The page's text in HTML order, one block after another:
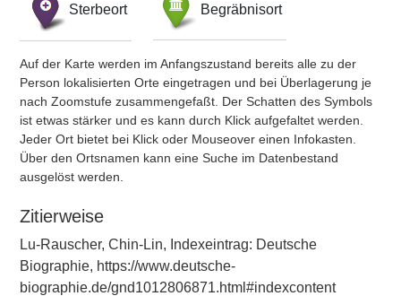
Sterbeort Begräbnisort
Auf der Karte werden im Anfangszustand bereits alle zu der
Person lokalisierten Orte eingetragen und bei Überlagerung je
nach Zoomstufe zusammengefaßt. Der Schatten des Symbols
ist etwas stärker und es kann durch Klick aufgefaltet werden.
Jeder Ort bietet bei Klick oder Mouseover einen Infokasten.
Über den Ortsnamen kann eine Suche im Datenbestand
ausgelöst werden.
Zitierweise
Lu-Rauscher, Chin-Lin, Indexeintrag: Deutsche
Biographie, https://www.deutsche-
biographie.de/gnd1012806871.html#indexcontent